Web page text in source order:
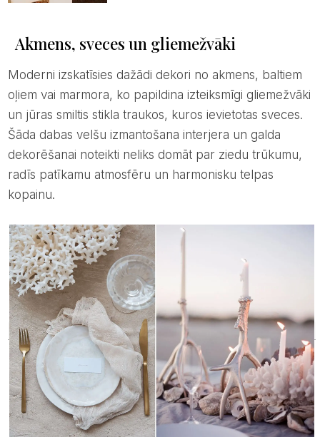
Akmens, sveces un gliemežvāki
Moderni izskatīsies dažādi dekori no akmens, baltiem
oļiem vai marmora, ko papildina izteiksmīgi gliemežvāki
un jūras smiltis stikla traukos, kuros ievietotas sveces.
Šāda dabas velšu izmantošana interjera un galda
dekorēšanai noteikti neliks domāt par ziedu trūkumu,
radīs patīkamu atmosfēru un harmonisku telpas
kopainu.